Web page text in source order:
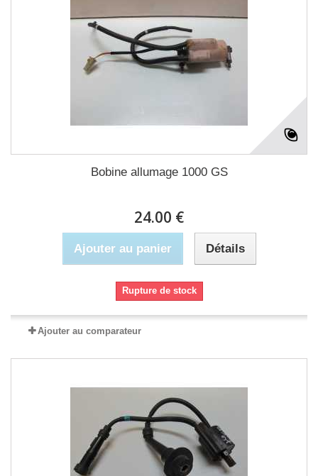
Bobine allumage 1000 GS
24.00 €
Ajouter au panier Détails
Rupture de stock
Ajouter au comparateur